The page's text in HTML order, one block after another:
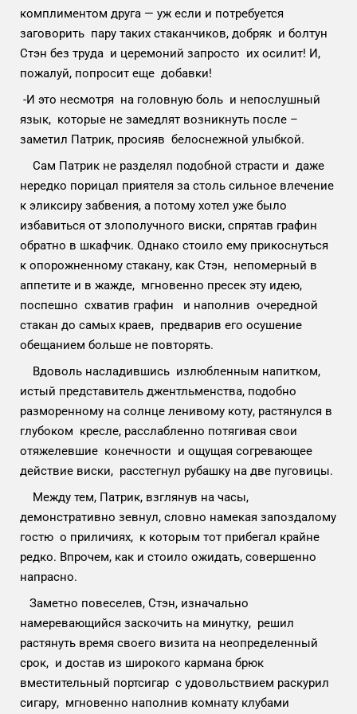
комплиментом друга — уж если и потребуется
заговорить пару таких стаканчиков, добряк и болтун
Стэн без труда и церемоний запросто их осилит! И,
пожалуй, попросит еще добавки!
-И это несмотря на головную боль и непослушный
язык, которые не замедлят возникнуть после –
заметил Патрик, просияв белоснежной улыбкой.
Сам Патрик не разделял подобной страсти и даже
нередко порицал приятеля за столь сильное влечение
к эликсиру забвения, а потому хотел уже было
избавиться от злополучного виски, спрятав графин
обратно в шкафчик. Однако стоило ему прикоснуться
к опорожненному стакану, как Стэн, непомерный в
аппетите и в жажде, мгновенно пресек эту идею,
поспешно схватив графин и наполнив очередной
стакан до самых краев, предварив его осушение
обещанием больше не повторять.
Вдоволь насладившись излюбленным напитком,
истый представитель джентльменства, подобно
разморенному на солнце ленивому коту, растянулся в
глубоком кресле, расслабленно потягивая свои
отяжелевшие конечности и ощущая согревающее
действие виски, расстегнул рубашку на две пуговицы.
Между тем, Патрик, взглянув на часы,
демонстративно зевнул, словно намекая запоздалому
гостю о приличиях, к которым тот прибегал крайне
редко. Впрочем, как и стоило ожидать, совершенно
напрасно.
Заметно повеселев, Стэн, изначально
намеревающийся заскочить на минутку, решил
растянуть время своего визита на неопределенный
срок, и достав из широкого кармана брюк
вместительный портсигар с удовольствием раскурил
сигару, мгновенно наполнив комнату клубами